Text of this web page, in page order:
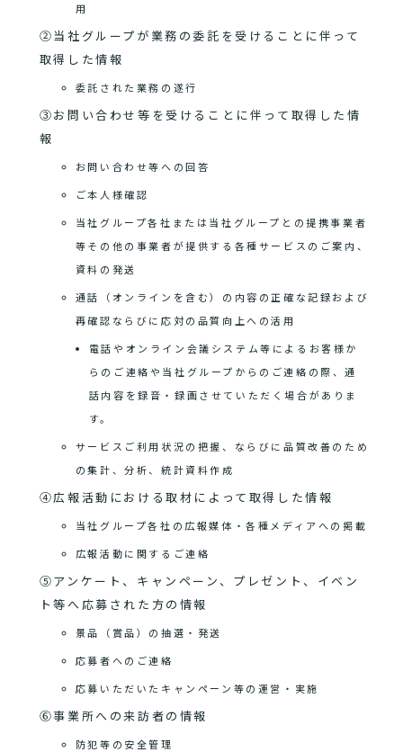
用
②当社グループが業務の委託を受けることに伴って
取得した情報
委託された業務の遂行
③お問い合わせ等を受けることに伴って取得した情
報
お問い合わせ等への回答
ご本人様確認
当社グループ各社または当社グループとの提携事業者
等その他の事業者が提供する各種サービスのご案内、
資料の発送
通話（オンラインを含む）の内容の正確な記録および
再確認ならびに応対の品質向上への活用
電話やオンライン会議システム等によるお客様か
らのご連絡や当社グループからのご連絡の際、通
話内容を録音・録画させていただく場合がありま
す。
サービスご利用状況の把握、ならびに品質改善のため
の集計、分析、統計資料作成
④広報活動における取材によって取得した情報
当社グループ各社の広報媒体・各種メディアへの掲載
広報活動に関するご連絡
⑤アンケート、キャンペーン、プレゼント、イベン
ト等へ応募された方の情報
景品（賞品）の抽選・発送
応募者へのご連絡
応募いただいたキャンペーン等の運営・実施
⑥事業所への来訪者の情報
防犯等の安全管理